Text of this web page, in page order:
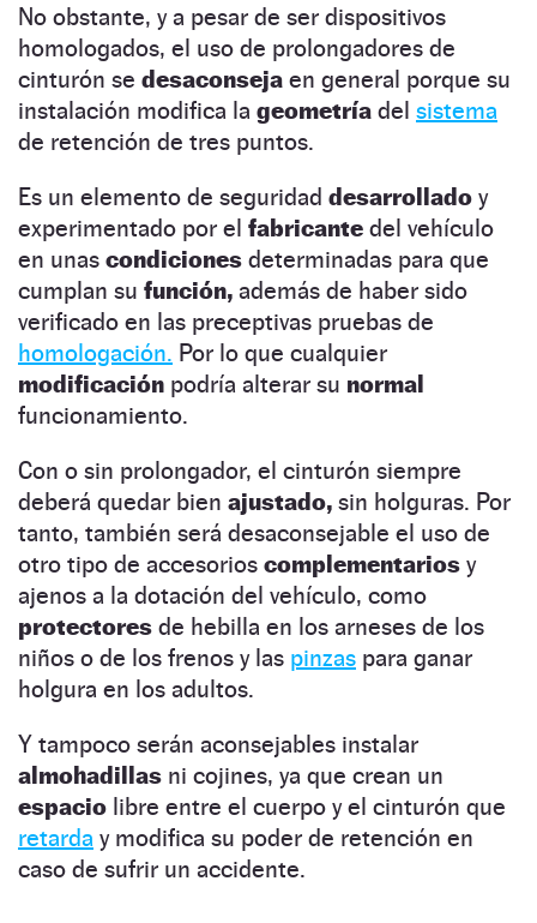
No obstante, y a pesar de ser dispositivos
homologados, el uso de prolongadores de
cinturón se desaconseja en general porque su
instalación modifica la geometría del sistema
de retención de tres puntos.
Es un elemento de seguridad desarrollado y
experimentado por el fabricante del vehículo
en unas condiciones determinadas para que
cumplan su función, además de haber sido
verificado en las preceptivas pruebas de
homologación. Por lo que cualquier
modificación podría alterar su normal
funcionamiento.
Con o sin prolongador, el cinturón siempre
deberá quedar bien ajustado, sin holguras. Por
tanto, también será desaconsejable el uso de
otro tipo de accesorios complementarios y
ajenos a la dotación del vehículo, como
protectores de hebilla en los arneses de los
niños o de los frenos y las pinzas para ganar
holgura en los adultos.
Y tampoco serán aconsejables instalar
almohadillas ni cojines, ya que crean un
espacio libre entre el cuerpo y el cinturón que
retarda y modifica su poder de retención en
caso de sufrir un accidente.